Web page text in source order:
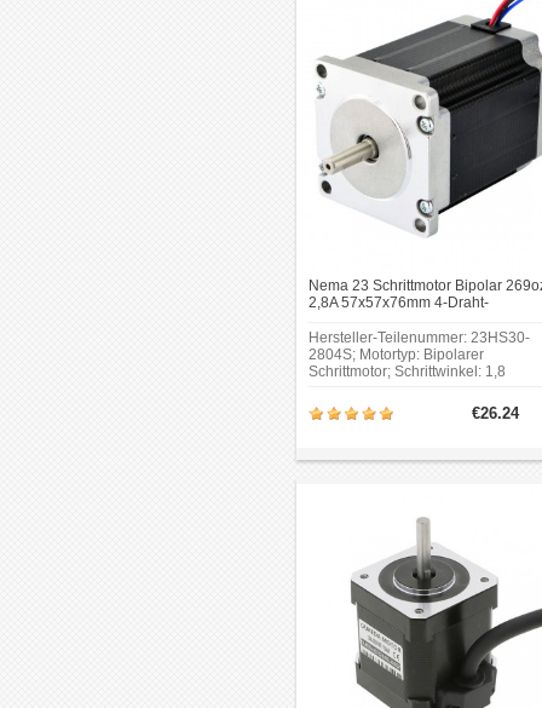
Nema 23 Schrittmotor Bipolar
2,8A 57x57x76mm 4-Draht-
Hersteller-Teilenummer: 23HS30-
2804S; Motortyp: Bipolarer
Schrittmotor; Schrittwinkel: 1,8
oz.in);Nennstrom/Phase: 2,8
A;Spannung: 3,2 V. Rahmengröße:
mm;Wellendurchmesser: Φ6,35
€26.24